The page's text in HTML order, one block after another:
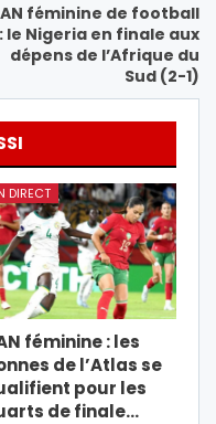
féminine de football
: le Nigeria en finale aux
dépens de l’Afrique du
Sud (2-1)
DIRECT
féminine : les
de l’Atlas se
pour les
de finale…